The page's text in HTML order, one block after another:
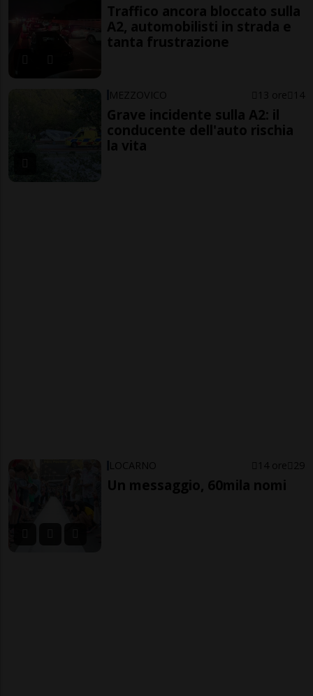
Traffico ancora bloccato sulla
A2, automobilisti in strada e
tanta frustrazione
MEZZOVICO 13 ore 14
Grave incidente sulla A2: il
conducente dell'auto rischia
la vita
LOCARNO 14 ore 29
Un messaggio, 60mila nomi